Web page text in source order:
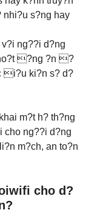
s?ng hay
ng??i d?ng
?ng ?n ?
i?u ki?n s? d?
m?t h? th?ng
cho ng??i d?ng
m?ch, an to?n
cho d?